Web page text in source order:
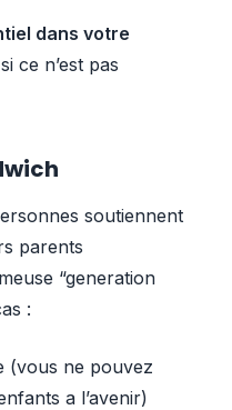
dans votre
ce n’est pas
soutiennent
parents
“generation
:
(vous ne pouvez
a l’avenir)